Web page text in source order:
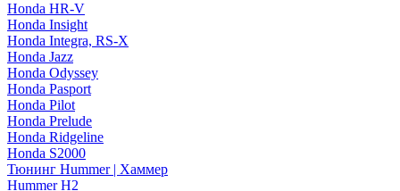
Honda HR-V
Honda Insight
Honda Integra, RS-X
Honda Jazz
Honda Odyssey
Honda Pasport
Honda Pilot
Honda Prelude
Honda Ridgeline
Honda S2000
Тюнинг Hummer | Хаммер
Hummer H2